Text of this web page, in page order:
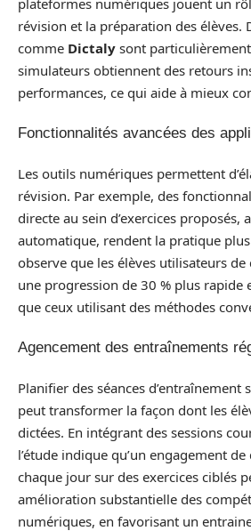
révision et la préparation des élèves.
comme Dictaly sont particulièrement
simulateurs obtiennent des retours
performances, ce qui aide à mieux
Fonctionnalités avancées des
Les outils numériques permettent
révision. Par exemple, des
directe au sein d’exercices proposés,
automatique, rendent la pratique plus
observe que les élèves utilisateurs
une progression de 30 % plus rapide
que ceux utilisant des méthodes
Agencement des entraînements
Planifier des séances d’entraînement
peut transformer la façon dont les
dictées. En intégrant des sessions
l’étude indique qu’un engagement
chaque jour sur des exercices ciblés
amélioration substantielle des
numériques, en favorisant un